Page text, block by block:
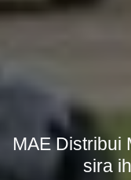
MAE Distribui
sira